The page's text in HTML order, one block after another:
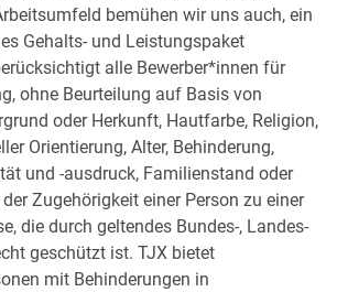
bemühen wir uns auch, ein
Gehalts- und Leistungspaket
alle Bewerber*innen für
ohne Beurteilung auf Basis von
oder Herkunft, Hautfarbe, Religion,
Orientierung, Alter, Behinderung,
und -ausdruck, Familienstand oder
Zugehörigkeit einer Person zu einer
die durch geltendes Bundes-, Landes-
geschützt ist. TJX bietet
mit Behinderungen in